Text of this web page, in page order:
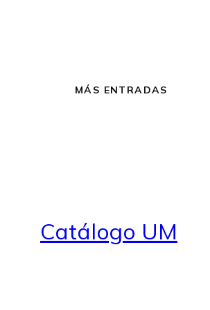
MÁS ENTRADAS
Catálogo UM